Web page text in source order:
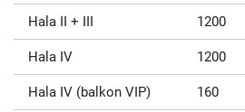
Hala II + III 1200
Hala IV 1200
Hala IV (balkon VIP) 160